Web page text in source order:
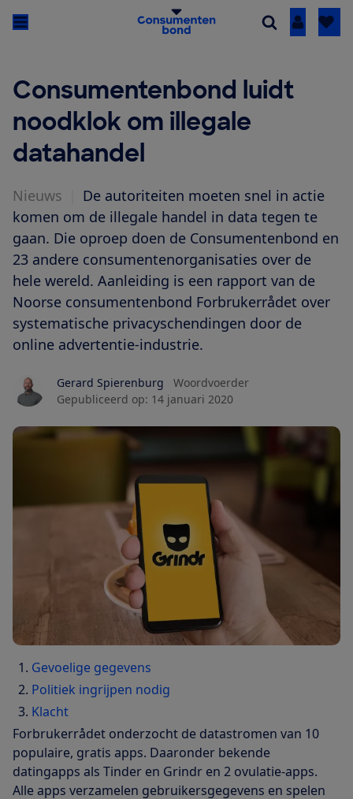
Inloggen
Consumentenbond luidt
noodklok om illegale
datahandel
Nieuws
De autoriteiten moeten snel in actie
komen om de illegale handel in data tegen te
gaan. Die oproep doen de Consumentenbond en
23 andere consumentenorganisaties over de
hele wereld. Aanleiding is een rapport van de
Noorse consumentenbond Forbrukerrådet over
systematische privacyschendingen door de
online advertentie-industrie.
Gerard Spierenburg
Woordvoerder
Gepubliceerd op: 14 januari 2020
Gevoelige gegevens
Politiek ingrijpen nodig
Klacht
Forbrukerrådet onderzocht de datastromen van 10
populaire, gratis apps. Daaronder bekende
datingapps als Tinder en Grindr en 2 ovulatie-apps.
Alle apps verzamelen gebruikersgegevens en spelen